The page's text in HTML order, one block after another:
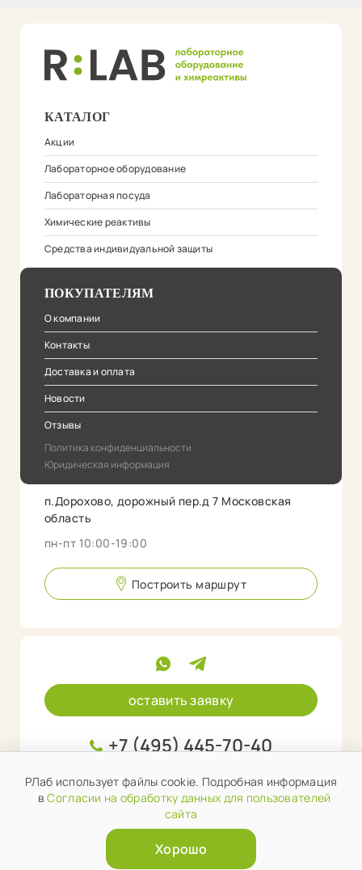
КАТАЛОГ
Акции
Лабораторное оборудование
Лабораторная посуда
Химические реактивы
Средства индивидуальной защиты
ПОКУПАТЕЛЯМ
О компании
Контакты
Доставка и оплата
Новости
Отзывы
Политика конфиденциальности
Юридическая информация
п.Дорохово, дорожный пер.д 7 Московская
область
пн-пт 10:00-19:00
Построить маршрут
оставить заявку
+7 (495) 445-70-40
info@rlab.store
РЛаб использует файлы cookie. Подробная информация
вСогласии на обработку данных для пользователей
сайта
Хорошо